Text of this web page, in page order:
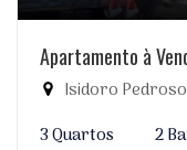
Apartamento à
Isidoro
3 Quartos
2